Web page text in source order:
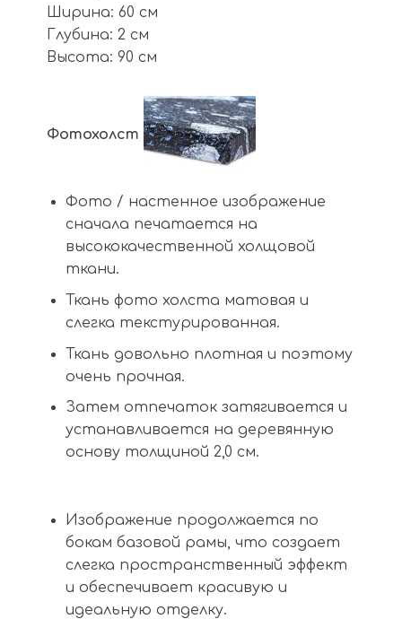
Ширина: 60 см
Глубина: 2 см
Высота: 90 см
Фотохолст
Фото / настенное изображение
сначала печатается на
высококачественной холщовой
ткани.
Ткань фото холста матовая и
слегка текстурированная.
Ткань довольно плотная и поэтому
очень прочная.
Затем отпечаток затягивается и
устанавливается на деревянную
основу толщиной 2,0 см.
Изображение продолжается по
бокам базовой рамы, что создает
слегка пространственный эффект
и обеспечивает красивую и
идеальную отделку.